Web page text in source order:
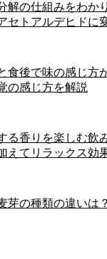
解の仕組みをわか
セトアルデヒドに
食後で味の感じ方
の感じ方を解説
る香りを楽しむ飲
えてリラックス効
芽の種類の違いは